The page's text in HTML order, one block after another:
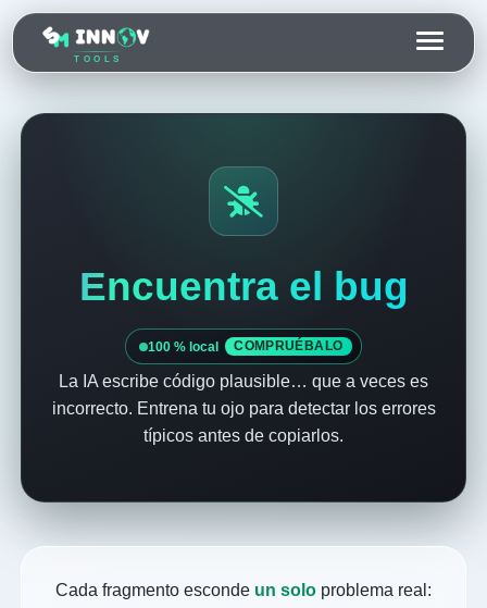
TOOLS
Encuentra el bug
100 % local COMPRUÉBALO
La IA escribe código plausible… que a veces es
incorrecto. Entrena tu ojo para detectar los errores
típicos antes de copiarlos.
Cada fragmento esconde un soloproblema real: